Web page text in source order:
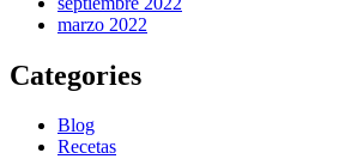
marzo 2022
Categories
Blog
Recetas